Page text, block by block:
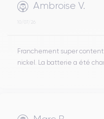
Ambroise V.
10/07/26
Franchement super
nickel. La batterie a été